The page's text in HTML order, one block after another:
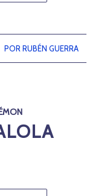
PORRUBÉN GUERRA